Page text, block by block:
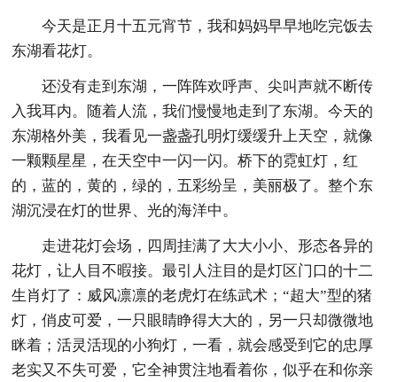
今天是正月十五元宵节，我和妈妈早早地吃完饭去
东湖看花灯。
还没有走到东湖，一阵阵欢呼声、尖叫声就不断传
入我耳内。随着人流，我们慢慢地走到了东湖。今天的
东湖格外美，我看见一盏盏孔明灯缓缓升上天空，就像
一颗颗星星，在天空中一闪一闪。桥下的霓虹灯，红
的，蓝的，黄的，绿的，五彩纷呈，美丽极了。整个东
湖沉浸在灯的世界、光的海洋中。
走进花灯会场，四周挂满了大大小小、形态各异的
花灯，让人目不暇接。最引人注目的是灯区门口的十二
生肖灯了：威风凛凛的老虎灯在练武术；“超大”型的猪
灯，俏皮可爱，一只眼睛睁得大大的，另一只却微微地
眯着；活灵活现的小狗灯，一看，就会感受到它的忠厚
老实又不失可爱，它全神贯注地看着你，似乎在和你亲